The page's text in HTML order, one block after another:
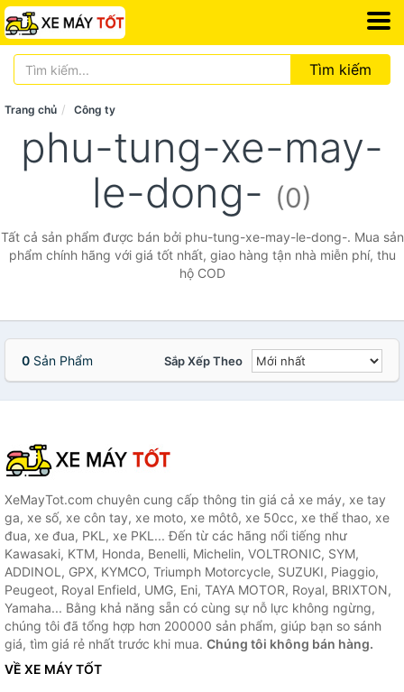
Tìm kiếm
Trang chủ Công ty
phu-tung-xe-may-
le-dong- (0)
Tất cả sản phẩm được bán bởi phu-tung-xe-may-le-dong-. Mua sản
phẩm chính hãng với giá tốt nhất, giao hàng tận nhà miễn phí, thu
hộ COD
0 Sản Phẩm Sắp Xếp Theo
XeMayTot.com chuyên cung cấp thông tin giá cả xe máy, xe tay
ga, xe số, xe côn tay, xe moto, xe môtô, xe 50cc, xe thể thao, xe
đua, xe đua, PKL, xe PKL... Đến từ các hãng nổi tiếng như
Kawasaki, KTM, Honda, Benelli, Michelin, VOLTRONIC, SYM,
ADDINOL, GPX, KYMCO, Triumph Motorcycle, SUZUKI, Piaggio,
Peugeot, Royal Enfield, UMG, Eni, TAYA MOTOR, Royal, BRIXTON,
Yamaha... Bằng khả năng sẵn có cùng sự nỗ lực không ngừng,
chúng tôi đã tổng hợp hơn 200000 sản phẩm, giúp bạn so sánh
giá, tìm giá rẻ nhất trước khi mua. Chúng tôi không bán hàng.
VỀ XE MÁY TỐT